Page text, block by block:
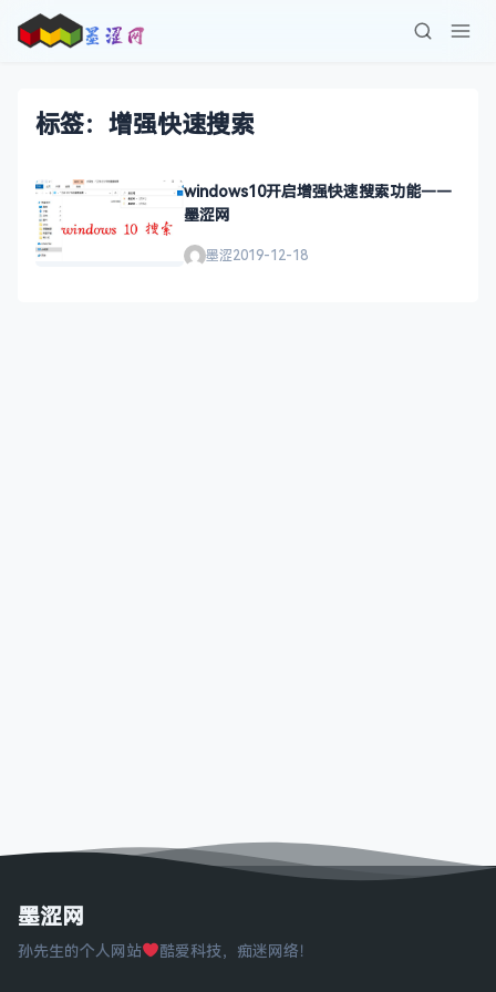
标签：增强快速搜索
windows10开启增强快速搜索功能——
墨涩网
墨涩2019-12-18
墨涩网
孙先生的个人网站 酷爱科技，痴迷网络！